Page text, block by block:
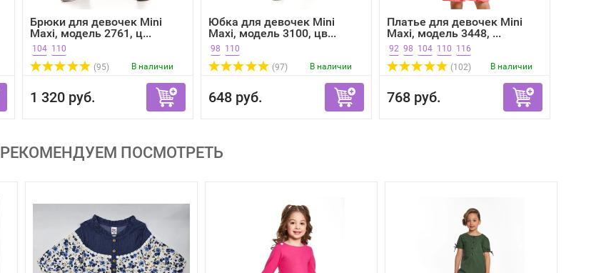
Брюки для девочек Mini
Maxi, модель 2761, ц...
104 110
(95)
В наличии
1 320 руб.
Юбка для девочек Mini
Maxi, модель 3100, цв...
98 110
(97)
В наличии
648 руб.
Платье для девочек Mini
Maxi, модель 3448, ...
92 98 104 110 116
(102)
В наличии
768 руб.
РЕКОМЕНДУЕМ ПОСМОТРЕТЬ